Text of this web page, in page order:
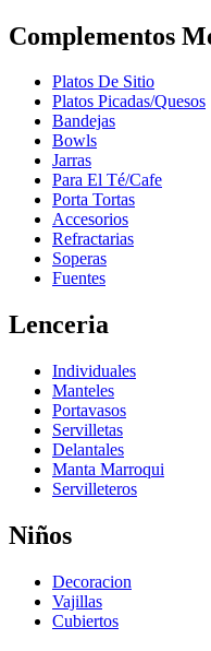
Complementos
Platos De Sitio
Platos Picadas/Quesos
Bandejas
Bowls
Jarras
Para El Té/Cafe
Porta Tortas
Accesorios
Refractarias
Soperas
Fuentes
Lenceria
Individuales
Manteles
Portavasos
Servilletas
Delantales
Manta Marroqui
Servilleteros
Niños
Decoracion
Vajillas
Cubiertos